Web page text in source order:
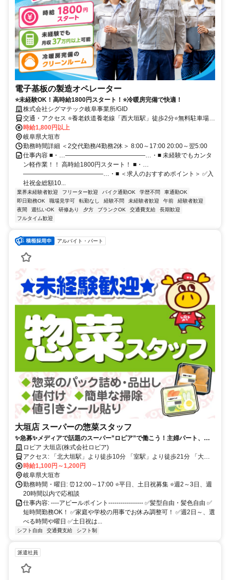
電子基板の製造オペレーター
⭐未経験OK！高時給1800円スタート！⭐冷暖房完備で快適！
株式会社シグマテック岐阜事業所/GID
交通・アクセス ⭐養老鉄道養老線「西大垣駅」徒歩2分⭐無料駐車場完
備
時給1,800円以上
岐阜県大垣市
勤務時間詳細 ＜2交代勤務/4勤務2休＞ 8:00～17:00 20:00～翌5:00
仕事内容 ■・…―――――――――――――…・■ 未経験でもカンタ
ン軽作業！！ 高時給1800円スタート！ ■・…
―――――――――――――…・■ ＜求人のおすすめポイント＞ ✅入
社祝金総額10...
業界未経験者歓迎 フリーター歓迎 バイク通勤OK 学歴不問
車通勤OK
即日勤務OK
職場見学可 転勤なし 経験不問 未経験者歓迎 午前
経験者歓迎
夜間
週払いOK 研修あり 夕方 ブランクOK 交通費支給
長期歓迎
フルタイム歓迎
アルバイト・パート
大垣店 スーパーの惣菜スタッフ
✨急募✨メディアで話題のスーパー”ロピア”で働こう！主婦パート、学
生さん活躍中！未経験者OK！土日祝は時給UP！
ロピア 大垣店(株式会社ロピア)
アクセス: 「北大垣駅」より徒歩10分 「室駅」より徒歩21分 「大垣
駅」より徒歩22分
時給1,100円～1,200円
岐阜県大垣市
勤務時間・曜日: ⏰12:00～17:00 ⭐平日、土日祝募集 ⭐週2～3日、週
20時間以内で応相談
仕事内容: ----アピールポイント----------------- ✅髪型自由・髪色自由 ✅️
短時間勤務OK！ ✅️家庭や学校の用事でお休み調整可！ ✅️週2日～、選
べる時間や曜日 ✅️土日祝は...
シフト自由 交通費支給 シフト制
派遣社員